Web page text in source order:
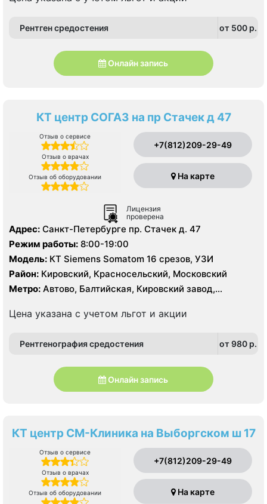
Рентген средостения от 500 p.
Онлайн запись
КТ центр СОГАЗ на пр Стачек д 47
Отзыв о сервисе
Отзыв о врачах
Отзыв об оборудовании
+7(812)209-29-49
На карте
Лицензия
проверена
Адрес: Санкт-Петербурге пр. Стачек д. 47
Режим работы: 8:00-19:00
Модель: КТ Siemens Somatom 16 срезов, УЗИ
Район: Кировский, Красносельский, Московский
Метро: Автово, Балтийская, Кировский завод,
Цена указана с учетом льгот и акции
Рентгенография средостения от 980 p.
Онлайн запись
КТ центр СМ-Клиника на Выборгском ш 17
Отзыв о сервисе
Отзыв о врачах
Отзыв об оборудовании
+7(812)209-29-49
На карте